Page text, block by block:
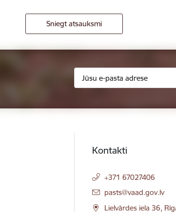
Sniegt atsauksmi
Kontakti
+371 67027406
E-pasts:
pasts@vaad.gov.lv
Lielvārdes iela 36,